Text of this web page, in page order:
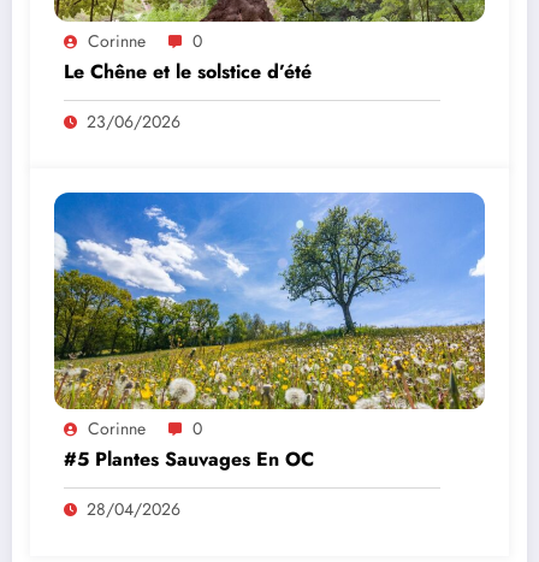
Corinne 0
Le Chêne et le solstice d’été
23/06/2026
Corinne 0
#5 Plantes Sauvages En OC
28/04/2026